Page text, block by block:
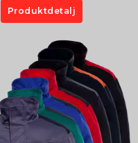
Produktdetalj